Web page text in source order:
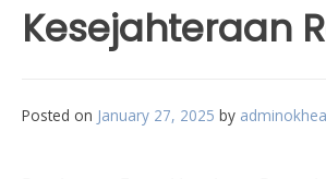
Kesejahteraan
Posted on January 27, 2025 by